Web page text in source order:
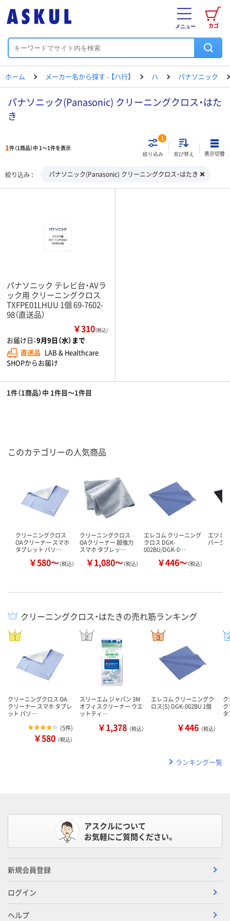
カゴ
メニュー
ホーム メーカー名から探す - 【ハ行】 ハ パナソニック
パナソニック(Panasonic) クリーニングクロス・はた
き
1件（1商品）中 1～1件を表示
絞り込み
1
並び替え 表示切替
絞り込み パナソニック(Panasonic) クリーニングクロス・はたき
パナソニック テレビ台・AVラ
ック用 クリーニングクロス
TXFPE01LHUU 1個 69-7602-
98（直送品）
￥310（税込）
お届け日：9月9日（水）まで
直送品 LAB & Healthcare
SHOPからお届け
1件（1商品）中 1件目～1件目
このカテゴリーの人気商品
クリーニングクロス
OAクリーナー スマホ
タブレット パソ…
￥580～（税込）
クリーニングクロス
OAクリーナー 超強力
スマホ タブレッ…
￥1,080～（税込）
エレコム クリーニング
クロス DGK-
002BU/DGK-0…
￥446～（税込）
エツミ
バーク
クリーニングクロス・はたきの売れ筋ランキング
クリーニングクロス OA
クリーナー スマホ タブレ
ット パソ…
(5件)
￥580 （税込）
スリーエム ジャパン 3M
オフィスクリーナー ウエ
ットティ…
￥1,378 （税込）
エレコム クリーニングク
ロス(S) DGK-002BU 1個
￥446 （税込）
ランキング一覧
アスクルについて
お気軽にご質問ください。
新規会員登録
ログイン
ヘルプ